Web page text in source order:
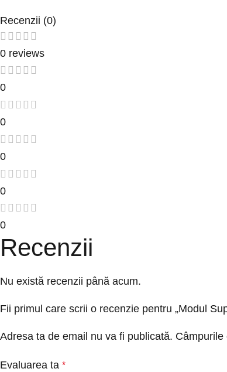
Recenzii (0)
0 reviews
0
0
0
0
0
Recenzii
Nu există recenzii până acum.
Fii primul care scrii o recenzie pentru „Modul
Adresa ta de email nu va fi publicată. Câmpurile
Evaluarea ta *